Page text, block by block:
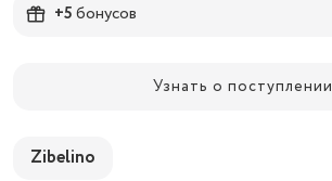
+5бонусов
Узнать о поступлении
Zibelino